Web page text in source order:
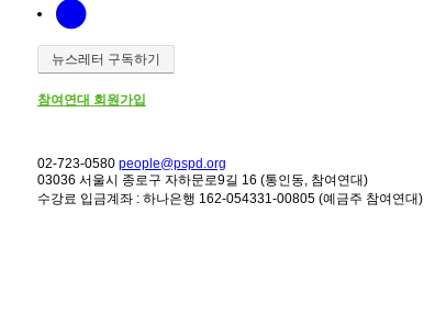
뉴스레터 구독하기
참여연대 회원가입
02-723-0580 people@pspd.org
03036 서울시 종로구 자하문로9길 16 (통인동, 참여연대)
수강료 입금계좌 : 하나은행 162-054331-00805 (예금주 참여연대)